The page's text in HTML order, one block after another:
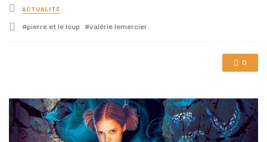
Posted
in
ACTUALITÉ
Tagged
pierre et le loup valérie lemercier
0